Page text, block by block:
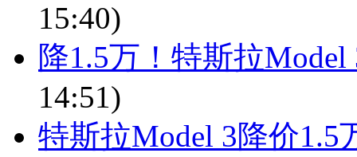
15:40)
降1.5万！特斯拉
14:51)
特斯拉Model 3降价1.5